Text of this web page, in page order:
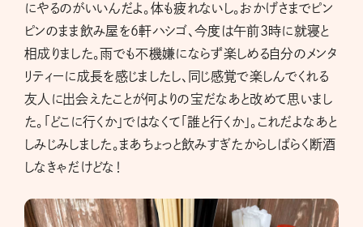
にやるのがいいんだよ。体も疲れないし。おかげさまでピン
ピンのまま飲み屋を6軒ハシゴ、今度は午前3時に就寝と
相成りました。雨でも不機嫌にならず楽しめる自分のメンタ
リティーに成長を感じましたし、同じ感覚で楽しんでくれる
友人に出会えたことが何よりの宝だなあと改めて思いまし
た。「どこに行くか」ではなくて「誰と行くか」。これだよなあと
しみじみしました。まあちょっと飲みすぎたからしばらく断酒
しなきゃだけどな！